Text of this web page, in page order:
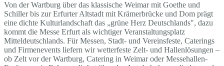
Von der Wartburg über das klassische Weimar mit Goethe und
Schiller bis zur Erfurter Altstadt mit Krämerbrücke und Dom prägt
eine dichte Kulturlandschaft das „grüne Herz Deutschlands", dazu
kommt die Messe Erfurt als wichtiger Veranstaltungsplatz
Mitteldeutschlands. Für Messen, Stadt- und Vereinsfeste, Caterings
und Firmenevents liefern wir wetterfeste Zelt- und Hallenlösungen –
ob Zelt vor der Wartburg, Catering in Weimar oder Messehallen-